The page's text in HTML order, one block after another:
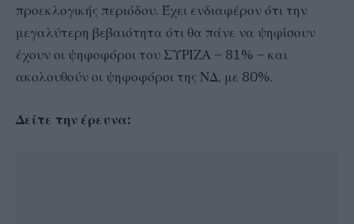
προεκλογικής περιόδου. Έχει ενδιαφέρον ότι την
μεγαλύτερη βεβαιότητα ότι θα πάνε να ψηφίσουν
έχουν οι ψηφοφόροι του ΣΥΡΙΖΑ – 81% – και
ακολουθούν οι ψηφοφόροι της ΝΔ, με 80%.
Δείτε την έρευνα: